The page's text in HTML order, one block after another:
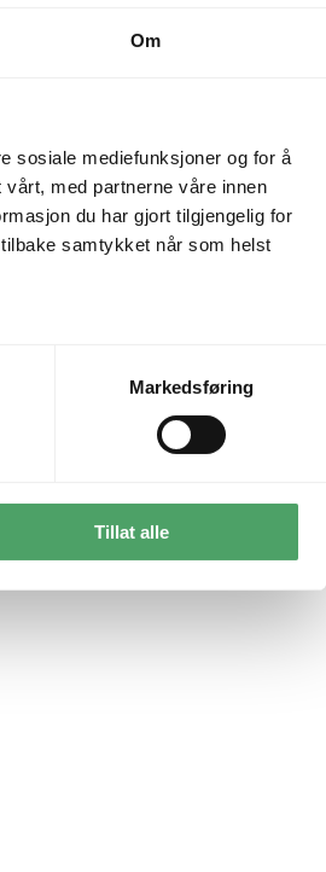
Om
sosiale mediefunksjoner og for å
med partnerne våre innen
du har gjort tilgjengelig for
samtykket når som helst
Markedsføring
Tillat alle